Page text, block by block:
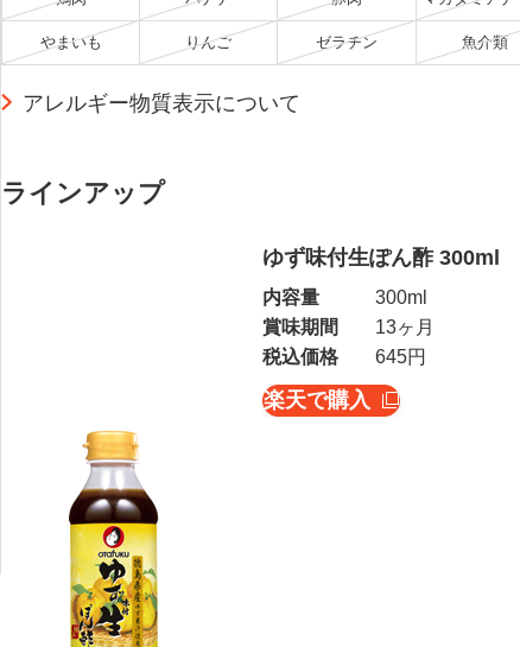
やまいも りんご ゼラチン 魚介類
アレルギー物質表示について
ラインアップ
ゆず味付生ぽん酢 300ml
内容量
300ml
賞味期間
13ヶ月
税込価格
645円
楽天で購入